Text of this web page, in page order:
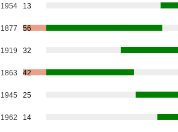
1954 13
1877 56
1919 32
1863 42
1945 25
1962 14